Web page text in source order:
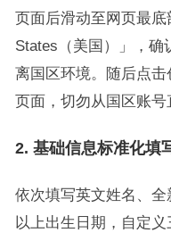
页面后滑动至网页最
States（美国）」，确
离国区环境。随后点
页面，切勿从国区账号
2. 基础信息标准化填
依次填写英文姓名、
以上出生日期，自定